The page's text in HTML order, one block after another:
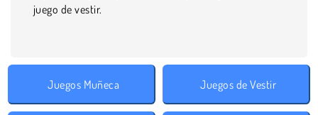
juego de vestir.
Juegos Muñeca Juegos de Vestir